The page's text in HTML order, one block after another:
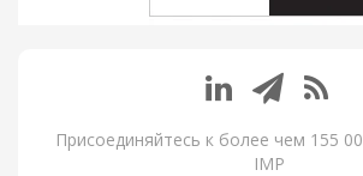
Присоединяйтесь к более чем 155
IMP